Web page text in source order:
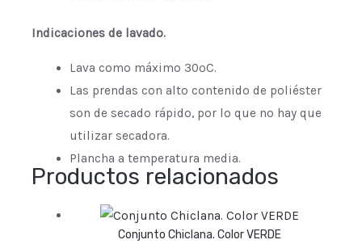
Indicaciones de lavado.
Lava como máximo 30ºC.
Las prendas con alto contenido de poliéster
son de secado rápido, por lo que no hay que
utilizar secadora.
Plancha a temperatura media.
Productos relacionados
Conjunto Chiclana. Color VERDE